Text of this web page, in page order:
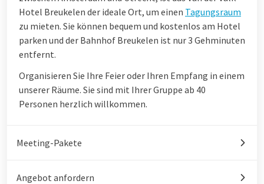
Hotel Breukelen der ideale Ort, um einen Tagungsraum
zu mieten. Sie können bequem und kostenlos am Hotel
parken und der Bahnhof Breukelen ist nur 3 Gehminuten
entfernt.
Organisieren Sie Ihre Feier oder Ihren Empfang in einem
unserer Räume. Sie sind mit Ihrer Gruppe ab 40
Personen herzlich willkommen.
Meeting-Pakete
Angebot anfordern